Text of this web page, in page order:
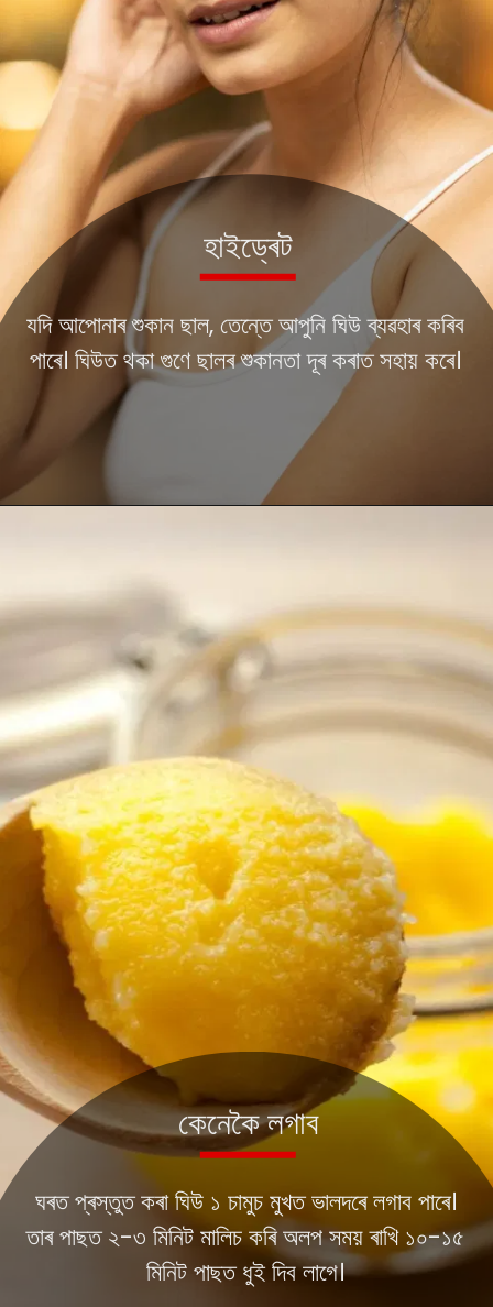
যদি আপোনাৰ শুকান ছাল, তেন্তে আপুনি ঘিউ ব্যৱহাৰ কৰিব
পাৰে। ঘিউত থকা গুণে ছালৰ শুকানতা দূৰ কৰাত সহায় কৰে।
ঘৰত প্ৰস্তুত কৰা ঘিউ ১ চামুচ মুখত ভালদৰে লগাব পাৰে।
তাৰ পাছত ২-৩ মিনিট মালিচ কৰি অলপ সময় ৰাখি ১০-১৫
মিনিট পাছত ধুই দিব লাগে।
কেনেকৈ লগাব